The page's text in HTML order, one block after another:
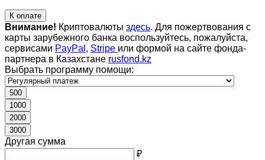
К оплате
Внимание! Криптовалюты здесь. Для пожертвования с
карты зарубежного банка воспользуйтесь, пожалуйста,
сервисами PayPal , Stripe или формой на сайте фонда-
партнера в Казахстане rusfond.kz
Выбрать программу помощи:
500
1000
2000
3000
Другая сумма
₽